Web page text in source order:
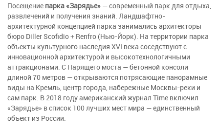
Посещение парка «Зарядье» — современный парк для отдыха,
развлечений и получения знаний. Ландшафтно-
архитектурной концепцией парка занимались архитекторы
бюро Diller Scofidio + Renfro (Нью-Йорк). На территории парка
объекты культурного наследия XVI века соседствуют с
инновационной архитектурой и высокотехнологичными
аттракционами. С Парящего моста — бетонной консоли
длиной 70 метров — открываются потрясающие панорамные
виды на Кремль, центр города, набережные Москвы-реки и
сам парк. В 2018 году американский журнал Time включил
«Зарядье» в список 100 лучших мест мира — единственный
объект из России.